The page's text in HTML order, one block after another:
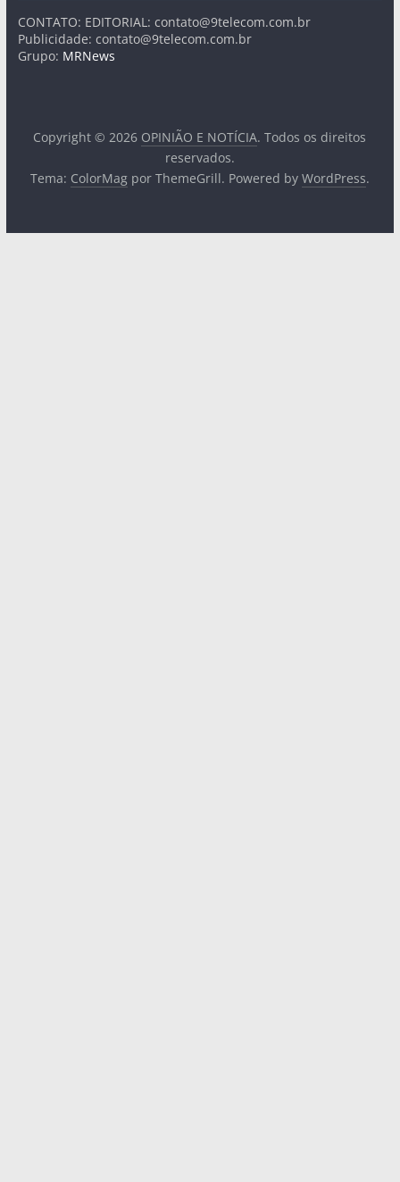
CONTATO: EDITORIAL: contato@9telecom.com.br
Publicidade: contato@9telecom.com.br
Grupo: MRNews
Copyright © 2026 OPINIÃO E NOTÍCIA. Todos os direitos
reservados.
Tema: ColorMagpor ThemeGrill. Powered by WordPress.